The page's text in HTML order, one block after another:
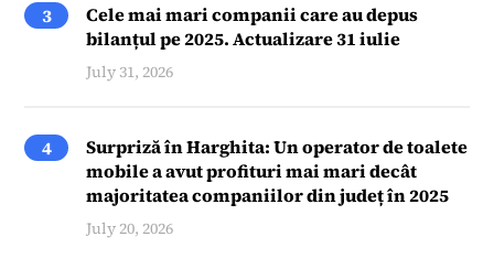
3
Cele mai mari companii care au depus
bilanțul pe 2025. Actualizare 31 iulie
July 31, 2026
4
Surpriză în Harghita: Un operator de toalete
mobile a avut profituri mai mari decât
majoritatea companiilor din județ în 2025
July 20, 2026